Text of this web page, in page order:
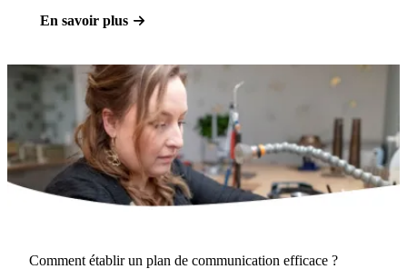
En savoir plus
Comment établir un plan de communication efficace ?